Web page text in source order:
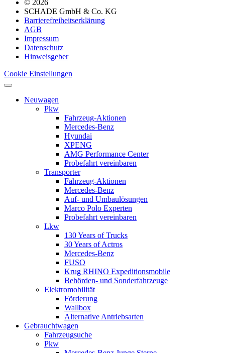
© 2026
SCHADE GmbH & Co. KG
Barrierefreiheitserklärung
AGB
Impressum
Datenschutz
Hinweisgeber
Cookie Einstellungen
Neuwagen
Pkw
Fahrzeug-Aktionen
Mercedes-Benz
Hyundai
XPENG
AMG Performance Center
Probefahrt vereinbaren
Transporter
Fahrzeug-Aktionen
Mercedes-Benz
Auf- und Umbaulösungen
Marco Polo Experten
Probefahrt vereinbaren
Lkw
130 Years of Trucks
30 Years of Actros
Mercedes-Benz
FUSO
Krug RHINO Expeditionsmobile
Behörden- und Sonderfahrzeuge
Elektromobilität
Förderung
Wallbox
Alternative Antriebsarten
Gebrauchtwagen
Fahrzeugsuche
Pkw